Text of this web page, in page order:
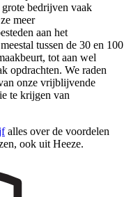
bedrijven vaak
meer
aan het
tussen de 30 en 100
tot aan wel
opdrachten. We raden
onze vrijblijvende
te krijgen van
alles over de voordelen
ook uit Heeze.